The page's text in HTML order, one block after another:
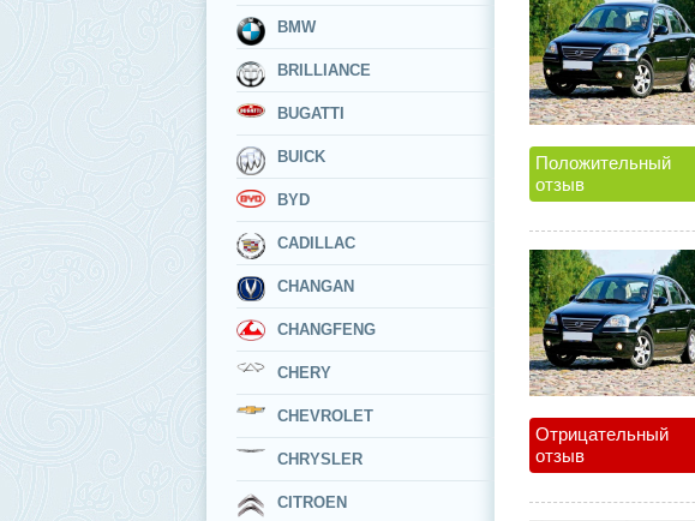
BMW
BRILLIANCE
BUGATTI
BUICK
BYD
CADILLAC
CHANGAN
CHANGFENG
CHERY
CHEVROLET
CHRYSLER
CITROEN
Положительный
отзыв
Отрицательный
отзыв